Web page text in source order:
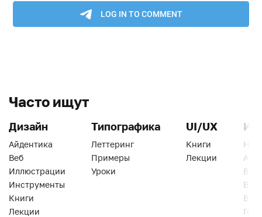
Часто ищут
Дизайн
Айдентика
Веб
Иллюстрации
Инструменты
Книги
Лекции
Типографика
Леттеринг
Примеры
Уроки
UI/UX
Книги
Лекции
Веб